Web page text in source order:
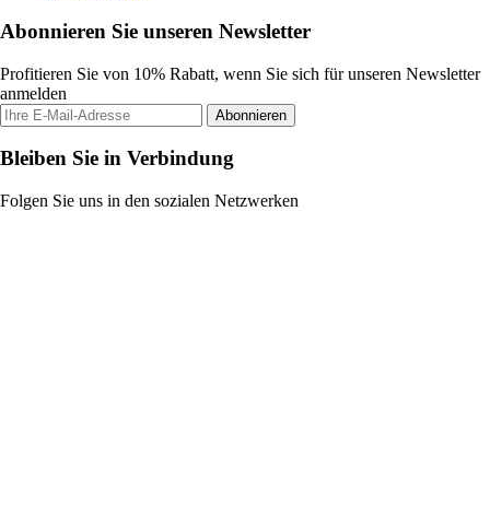
Abonnieren Sie unseren Newsletter
Profitieren Sie von 10% Rabatt, wenn Sie sich für unseren Newsletter
anmelden
Abonnieren
Bleiben Sie in Verbindung
Folgen Sie uns in den sozialen Netzwerken